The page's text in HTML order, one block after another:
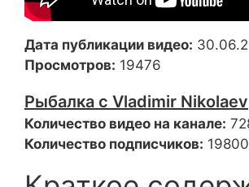
Дата публикации видео:
Просмотров: 19476
Рыбалка с Vladimir Nikolaev
Количество видео на канале:
Количество подписчиков: